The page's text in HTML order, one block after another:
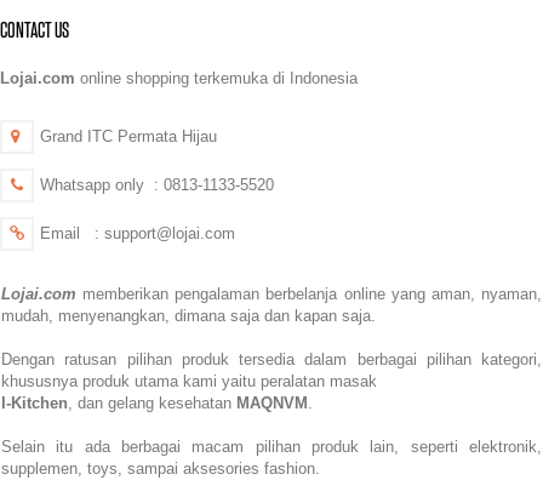
CONTACT US
Lojai.com online shopping terkemuka di Indonesia
Grand ITC Permata Hijau
Whatsapp only : 0813-1133-5520
Email : support@lojai.com
Lojai.com memberikan pengalaman berbelanja online yang aman, nyaman,
mudah, menyenangkan, dimana saja dan kapan saja.
Dengan ratusan pilihan produk tersedia dalam berbagai pilihan kategori,
khususnya produk utama kami yaitu peralatan masak
I-Kitchen, dan gelang kesehatan MAQNVM .
Selain itu ada berbagai macam pilihan produk lain, seperti elektronik,
supplemen, toys, sampai aksesories fashion.